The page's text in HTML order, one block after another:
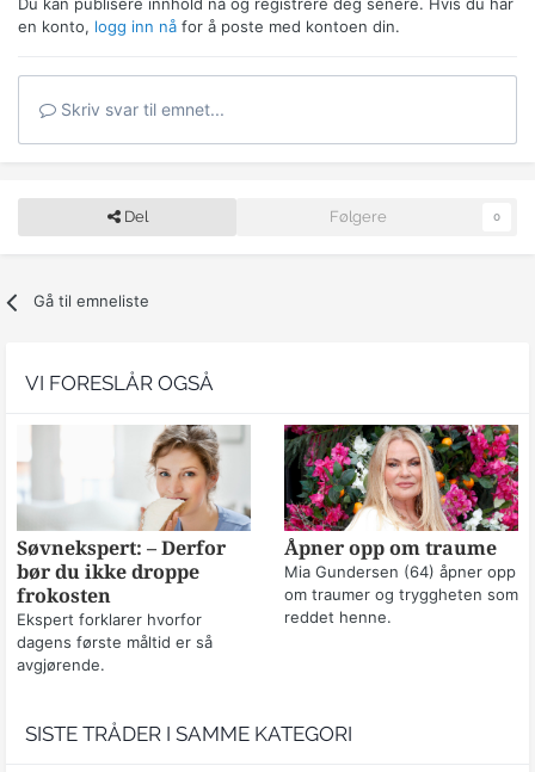
Du kan publisere innhold nå og registrere deg senere. Hvis du har
en konto, logg inn nå for å poste med kontoen din.
Skriv svar til emnet...
Del Følgere 0
Gå til emneliste
VI FORESLÅR OGSÅ
Søvnekspert: – Derfor
bør du ikke droppe
frokosten
Ekspert forklarer hvorfor
dagens første måltid er så
avgjørende.
Åpner opp om traume
Mia Gundersen (64) åpner opp
om traumer og tryggheten som
reddet henne.
SISTE TRÅDER I SAMME KATEGORI